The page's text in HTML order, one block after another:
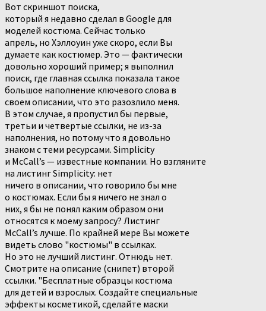
Вот скриншот поиска,
который я недавно сделал в Google для
моделей костюма. Сейчас только
апрель, но Хэллоуин уже скоро, если Вы
думаете как костюмер. Это — фактически
довольно хороший пример; я выполнил
поиск, где главная ссылка показала такое
большое наполнение ключевого слова в
своем описании, что это разозлило меня.
В этом случае, я пропустил бы первые,
третьи и четвертые ссылки, не из-за
наполнения, но потому что я довольно
знаком с теми ресурсами. Simplicity
и McCall’s — известные компании. Но взгляните
на листингSimplicity: нет
ничего в описании, что говорило бы мне
о костюмах. Если бы я ничего не знал о
них, я бы не понял каким образом они
относятся к моему запросу? Листинг
McCall’s лучше. По крайней мере Вы можете
видеть слово "костюмы" в ссылках.
Но это не лучший листинг. Отнюдь нет.
Смотрите на описание (снипет) второй
ссылки. "Бесплатные образцы костюма
для детей и взрослых. Создайте специальные
эффекты косметикой, сделайте маски